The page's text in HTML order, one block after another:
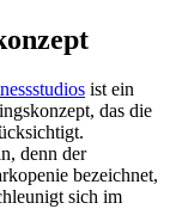
ist ein
das die
denn der
bezeichnet,
sich im